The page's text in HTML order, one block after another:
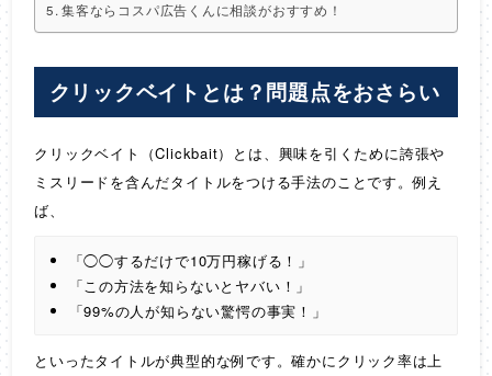
集客ならコスパ広告くんに相談がおすすめ！
クリックベイトとは？問題点をおさらい
クリックベイト（Clickbait）とは、興味を引くために誇張や
ミスリードを含んだタイトルをつける手法のことです。例え
ば、
「◯◯するだけで10万円稼げる！」
「この方法を知らないとヤバい！」
「99%の人が知らない驚愕の事実！」
といったタイトルが典型的な例です。確かにクリック率は上